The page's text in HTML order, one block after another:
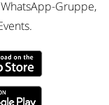
Gruppe,